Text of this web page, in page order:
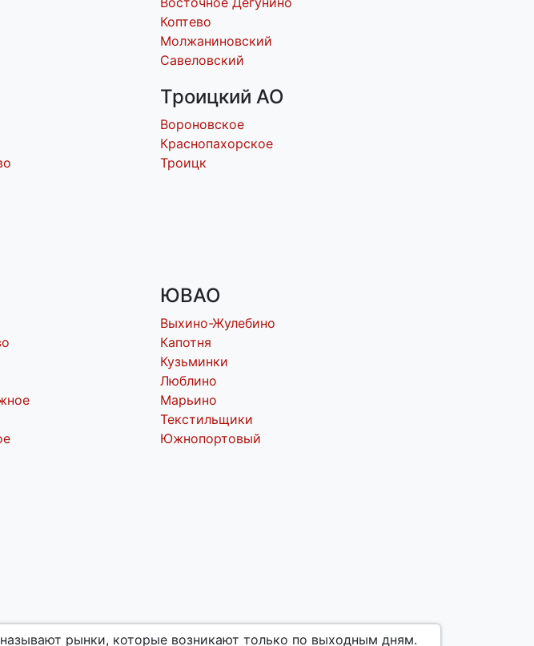
Коптево
Молжаниновский
Савеловский
Троицкий АО
Вороновское
Краснопахорское
Троицк
ЮВАО
Выхино-Жулебино
Капотня
Кузьминки
Люблино
Марьино
Текстильщики
Южнопортовый
рынки, которые возникают только по выходным дням.